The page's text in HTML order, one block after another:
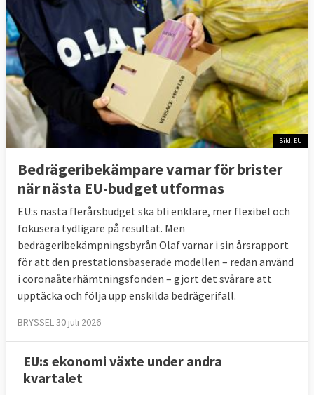
Bild: EU
Bedrägeribekämpare varnar för brister
när nästa EU-budget utformas
EU:s nästa flerårsbudget ska bli enklare, mer flexibel och
fokusera tydligare på resultat. Men
bedrägeribekämpningsbyrån Olaf varnar i sin årsrapport
för att den prestationsbaserade modellen – redan använd
i coronaåterhämtningsfonden – gjort det svårare att
upptäcka och följa upp enskilda bedrägerifall.
BRYSSEL 30 juli 2026
EU:s ekonomi växte under andra
kvartalet